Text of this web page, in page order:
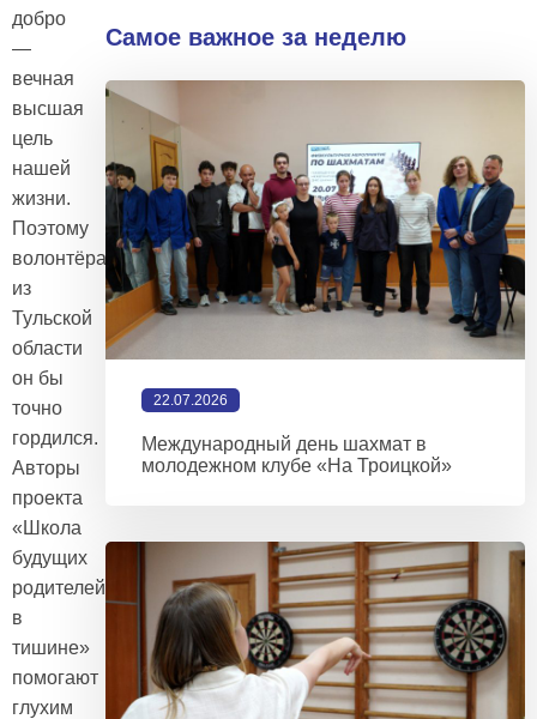
добро
—
вечная
высшая
цель
нашей
жизни.
Поэтому
волонтёрами
из
Тульской
области
он бы
точно
гордился.
Авторы
проекта
«Школа
будущих
родителей
в
тишине»
помогают
глухим
Самое важное за неделю
22.07.2026
Международный день шахмат в
молодежном клубе «На Троицкой»